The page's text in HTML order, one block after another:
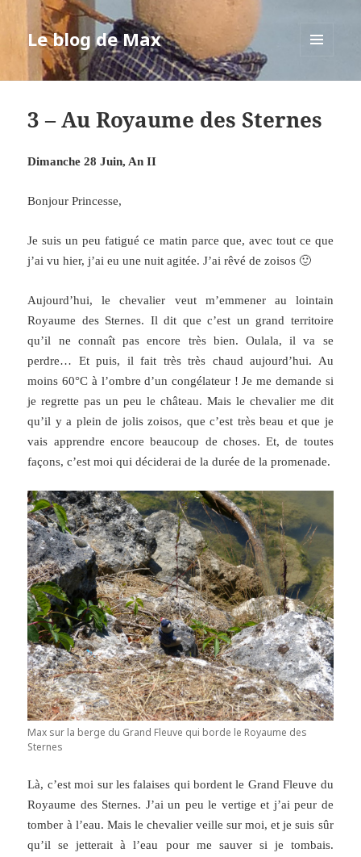
Le blog de Max
3 – Au Royaume des Sternes
Dimanche 28 Juin, An II
Bonjour Princesse,
Je suis un peu fatigué ce matin parce que, avec tout ce que
j’ai vu hier, j’ai eu une nuit agitée. J’ai rêvé de zoisos 🙂
Aujourd’hui, le chevalier veut m’emmener au lointain
Royaume des Sternes. Il dit que c’est un grand territoire
qu’il ne connaît pas encore très bien. Oulala, il va se
perdre… Et puis, il fait très très chaud aujourd’hui. Au
moins 60°C à l’ombre d’un congélateur ! Je me demande si
je regrette pas un peu le château. Mais le chevalier me dit
qu’il y a plein de jolis zoisos, que c’est très beau et que je
vais apprendre encore beaucoup de choses. Et, de toutes
façons, c’est moi qui déciderai de la durée de la promenade.
Max sur la berge du Grand Fleuve qui borde le Royaume des
Sternes
Là, c’est moi sur les falaises qui bordent le Grand Fleuve du
Royaume des Sternes. J’ai un peu le vertige et j’ai peur de
tomber à l’eau. Mais le chevalier veille sur moi, et je suis sûr
qu’il se jetterait à l’eau pour me sauver si je tombais.